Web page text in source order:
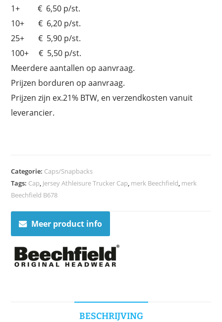
1+ € 6,50 p/st.
10+ € 6,20 p/st.
25+ € 5,90 p/st.
100+ € 5,50 p/st.
Meerdere aantallen op aanvraag.
Prijzen borduren op aanvraag.
Prijzen zijn ex.21% BTW, en verzendkosten vanuit
leverancier.
Categorie: Caps/Snapbacks
Tags: Cap, Jersey Athleisure Trucker Cap, merk Beechfield, merk
Beechfield B678
Meer product info
BESCHRIJVING